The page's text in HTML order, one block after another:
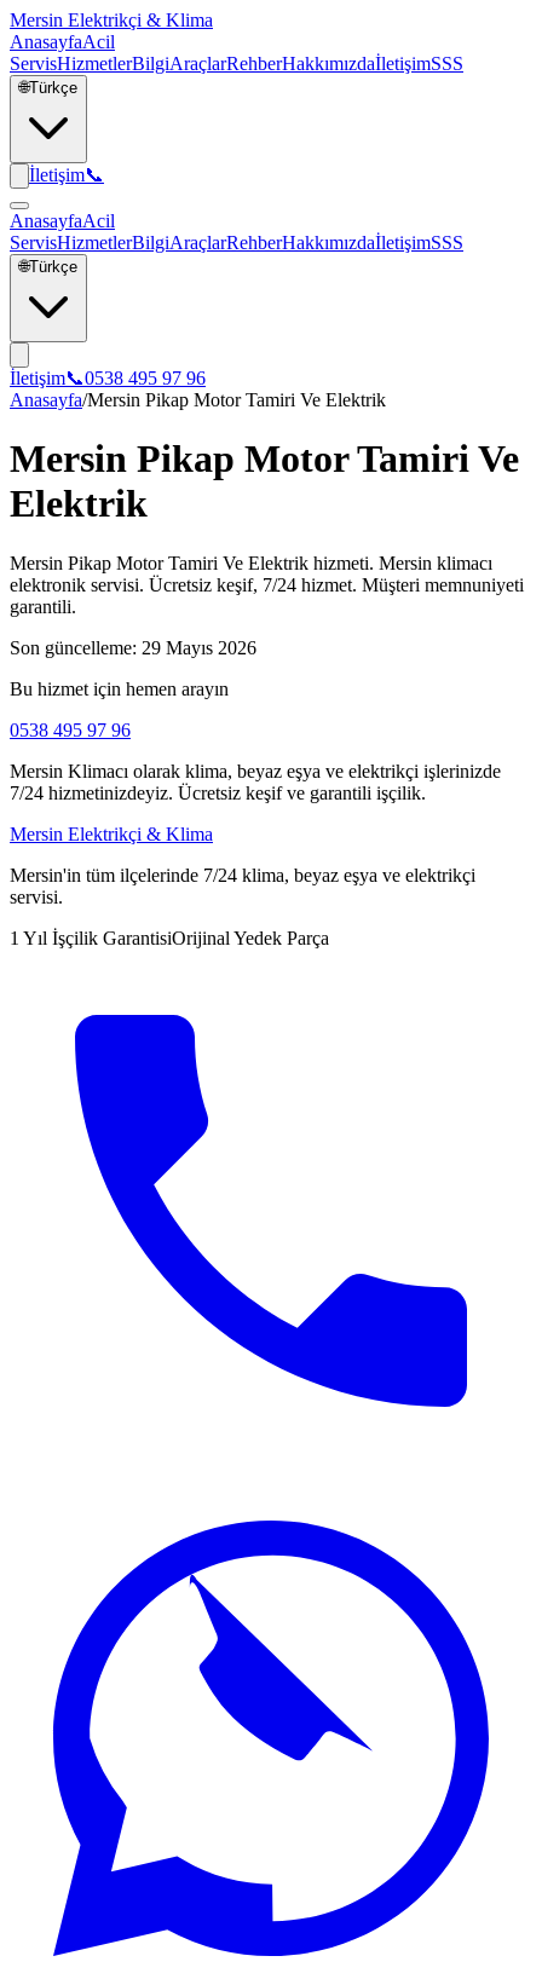
Mersin Elektrikçi & Klima
AnasayfaAcil
ServisHizmetlerBilgiAraçlarRehberHakkımızdaİletişimSSS
🌐Türkçe
İletişim📞
AnasayfaAcil
ServisHizmetlerBilgiAraçlarRehberHakkımızdaİletişimSSS
🌐Türkçe
İletişim📞0538 495 97 96
Anasayfa/Mersin Pikap Motor Tamiri Ve Elektrik
Mersin Pikap Motor Tamiri Ve
Elektrik
Mersin Pikap Motor Tamiri Ve Elektrik hizmeti. Mersin klimacı
elektronik servisi. Ücretsiz keşif, 7/24 hizmet. Müşteri memnuniyeti
garantili.
Son güncelleme: 29 Mayıs 2026
Bu hizmet için hemen arayın
0538 495 97 96
Mersin Klimacı olarak klima, beyaz eşya ve elektrikçi işlerinizde
7/24 hizmetinizdeyiz. Ücretsiz keşif ve garantili işçilik.
Mersin Elektrikçi & Klima
Mersin'in tüm ilçelerinde 7/24 klima, beyaz eşya ve elektrikçi
servisi.
1 Yıl İşçilik GarantisiOrijinal Yedek Parça